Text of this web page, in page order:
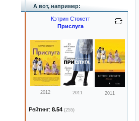
А вот, например:
Кэтрин Стокетт
Прислуга
2012 2011 2011
Рейтинг: 8.54 (255)